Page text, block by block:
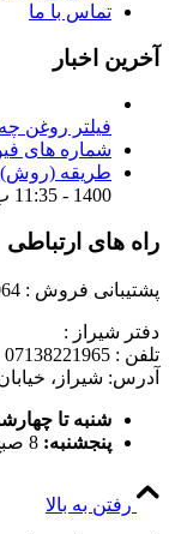
تماس با ما
آخرین اخبار
فیلتر روغن
شماره های
طریقه (روش)
1400 - 11:35 ب.ظ
راه های ارتباطی
پشتیبانی فروش : 09120626064
دفتر شیراز :
تلفن : 07138221965
آدرس: شیراز، خیابان
شنبه تا
پنجشنبه: 8 صبح الی 4 بعدازظهر
رفتن به بالا